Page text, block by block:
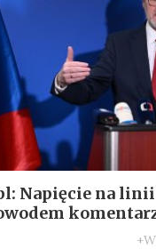
Napięcie na